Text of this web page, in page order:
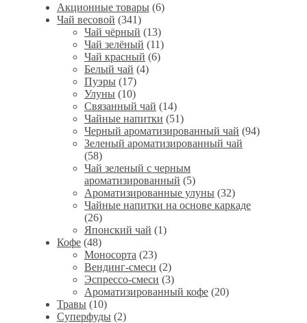
Акционные товары (6)
Чай весовой (341)
Чай чёрный (13)
Чай зелёный (11)
Чай красный (6)
Белый чай (4)
Пуэры (17)
Улуны (10)
Связанный чай (14)
Чайные напитки (51)
Черный ароматизированный чай (94)
Зеленый ароматизированный чай
(58)
Чай зеленый с черным
ароматизированный (5)
Ароматизированные улуны (32)
Чайные напитки на основе каркаде
(26)
Японский чай (1)
Кофе (48)
Моносорта (23)
Вендинг-смеси (2)
Эспрессо-смеси (3)
Ароматизированный кофе (20)
Травы (10)
Суперфуды (2)